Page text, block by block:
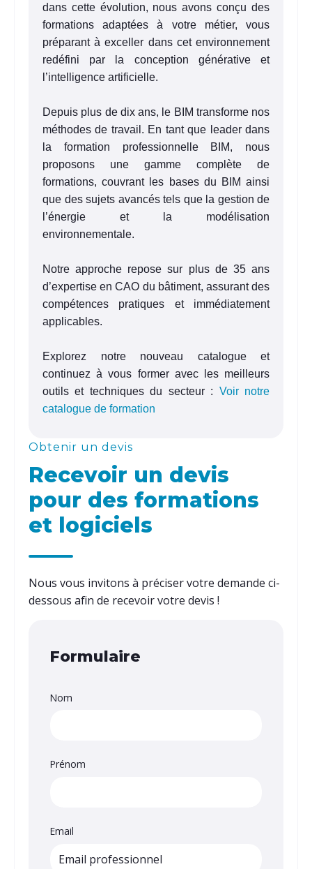
Obtenir un devis
Recevoir un devis
pour des formations
et logiciels
Nous vous invitons à préciser votre demande ci-
dessous afin de recevoir votre devis !
Formulaire
Nom
Prénom
Email
dans cette évolution, nous avons conçu des
formations adaptées à votre métier, vous
préparant à exceller dans cet environnement
redéfini par la conception générative et
l’intelligence artificielle.
Depuis plus de dix ans, le BIM transforme nos
méthodes de travail. En tant que leader dans
la formation professionnelle BIM, nous
proposons une gamme complète de
formations, couvrant les bases du BIM ainsi
que des sujets avancés tels que la gestion de
l’énergie et la modélisation
environnementale.
Notre approche repose sur plus de 35 ans
d’expertise en CAO du bâtiment, assurant des
compétences pratiques et immédiatement
applicables.
Explorez notre nouveau catalogue et
continuez à vous former avec les meilleurs
outils et techniques du secteur : Voir notre
catalogue de formation